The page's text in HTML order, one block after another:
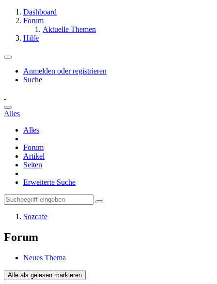
Dashboard
Forum
Aktuelle Themen
Hilfe
Anmelden oder registrieren
Suche
Alles
Alles
Forum
Artikel
Seiten
Erweiterte Suche
Sozcafe
Forum
Neues Thema
Alle als gelesen markieren